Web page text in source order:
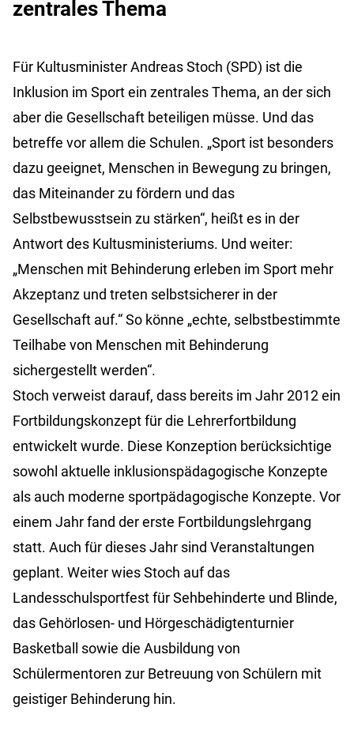
zentrales Thema
Für Kultusminister Andreas Stoch (SPD) ist die
Inklusion im Sport ein zentrales Thema, an der sich
aber die Gesellschaft beteiligen müsse. Und das
betreffe vor allem die Schulen. „Sport ist besonders
dazu geeignet, Menschen in Bewegung zu bringen,
das Miteinander zu fördern und das
Selbstbewusstsein zu stärken“, heißt es in der
Antwort des Kultusministeriums. Und weiter:
„Menschen mit Behinderung erleben im Sport mehr
Akzeptanz und treten selbstsicherer in der
Gesellschaft auf.“ So könne „echte, selbstbestimmte
Teilhabe von Menschen mit Behinderung
sichergestellt werden“.
Stoch verweist darauf, dass bereits im Jahr 2012 ein
Fortbildungskonzept für die Lehrerfortbildung
entwickelt wurde. Diese Konzeption berücksichtige
sowohl aktuelle inklusionspädagogische Konzepte
als auch moderne sportpädagogische Konzepte. Vor
einem Jahr fand der erste Fortbildungslehrgang
statt. Auch für dieses Jahr sind Veranstaltungen
geplant. Weiter wies Stoch auf das
Landesschulsportfest für Sehbehinderte und Blinde,
das Gehörlosen- und Hörgeschädigtenturnier
Basketball sowie die Ausbildung von
Schülermentoren zur Betreuung von Schülern mit
geistiger Behinderung hin.